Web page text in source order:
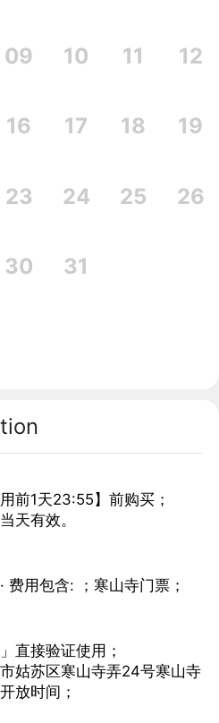
09 10 11 12
16 17 18 19
23 24 25 26
30 31
前1天23:55】前购买；
天有效。
费用包含: ；寒山寺门票；
直接验证使用；
姑苏区寒山寺弄24号寒山寺
放时间；